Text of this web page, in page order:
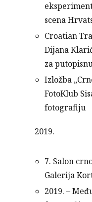
scena
Croatian
Dijana
za
Izložba
FotoKlub
fotografiju
2019.
7. Salon
Galerija
2019. –